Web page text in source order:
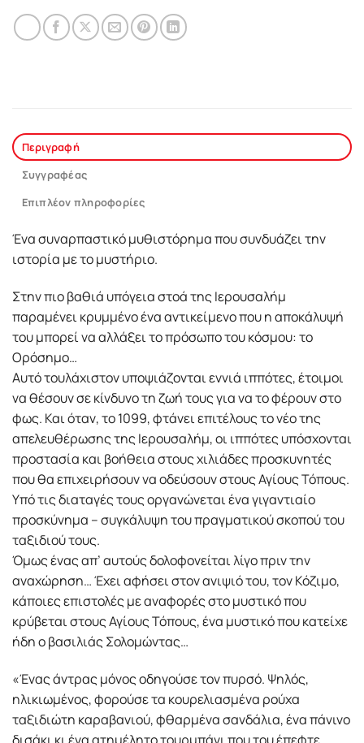
Περιγραφή
Συγγραφέας
Επιπλέον πληροφορίες
Ένα συναρπαστικό μυθιστόρημα που συνδυάζει την
ιστορία με το μυστήριο.
Στην πιο βαθιά υπόγεια στοά της Ιερουσαλήμ
παραμένει κρυμμένο ένα αντικείμενο που η αποκάλυψή
του μπορεί να αλλάξει το πρόσωπο του κόσμου: το
Ορόσημο…
Αυτό τουλάχιστον υποψιάζονται εννιά ιππότες, έτοιμοι
να θέσουν σε κίνδυνο τη ζωή τους για να το φέρουν στο
φως. Και όταν, το 1099, φτάνει επιτέλους το νέο της
απελευθέρωσης της Ιερουσαλήμ, οι ιππότες υπόσχονται
προστασία και βοήθεια στους χιλιάδες προσκυνητές
που θα επιχειρήσουν να οδεύσουν στους Αγίους Τόπους.
Υπό τις διαταγές τους οργανώνεται ένα γιγαντιαίο
προσκύνημα – συγκάλυψη του πραγματικού σκοπού του
ταξιδιού τους.
Όμως ένας απ’ αυτούς δολοφονείται λίγο πριν την
αναχώρηση… Έχει αφήσει στον ανιψιό του, τον Κόζιμο,
κάποιες επιστολές με αναφορές στο μυστικό που
κρύβεται στους Αγίους Τόπους, ένα μυστικό που κατείχε
ήδη ο βασιλιάς Σολομώντας…
«Ένας άντρας μόνος οδηγούσε τον πυρσό. Ψηλός,
ηλικιωμένος, φορούσε τα κουρελιασμένα ρούχα
ταξιδιώτη καραβανιού, φθαρμένα σανδάλια, ένα πάνινο